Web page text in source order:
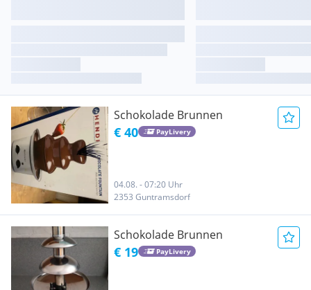
Schokolade Brunnen
€ 40 PayLivery
04.08. - 07:20 Uhr
2353 Guntramsdorf
Schokolade Brunnen
€ 19 PayLivery